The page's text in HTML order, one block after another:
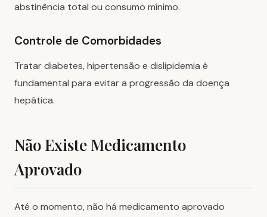
abstinência total ou consumo mínimo.
Controle de Comorbidades
Tratar diabetes, hipertensão e dislipidemia é
fundamental para evitar a progressão da doença
hepática.
Não Existe Medicamento
Aprovado
Até o momento, não há medicamento aprovado